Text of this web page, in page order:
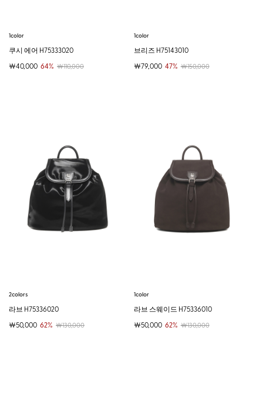
1color
쿠시 에어 H75333020
￦40,000 64% ￦110,000
1color
브리즈 H75143010
￦79,000 47% ￦150,000
2colors
라브 H75336020
￦50,000 62% ￦130,000
1color
라브 스웨이드 H75336010
￦50,000 62% ￦130,000